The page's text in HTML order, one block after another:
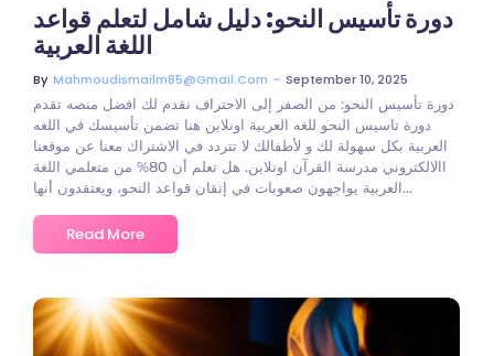
دورة تأسيس النحو: دليل شامل لتعلم قواعد
اللغة العربية
By Mahmoudismailm85@gmail.com ~ September 10, 2025
دورة تأسيس النحو: من الصفر إلى الاحتراف نقدم لك افضل منصه تقدم
دورة تاسيس النحو للغه العربية اونلاين هنا تضمن تأسيسك في اللغه
العربية بكل سهولة لك و لأطفالك لا تتردد في الاشتراك معنا عن موقعنا
االالكتروني مدرسة القرآن اونلاين. هل تعلم أن 80% من متعلمي اللغة
العربية يواجهون صعوبات في إتقان قواعد النحو، ويعتقدون أنها...
Read More